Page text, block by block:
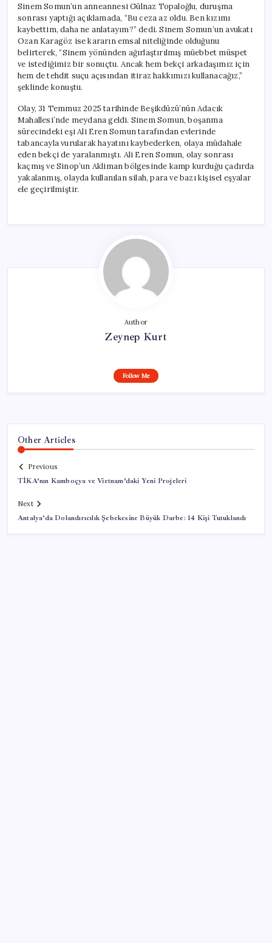
Sinem Somun’un anneannesi Gülnaz Topaloğlu, duruşma
sonrası yaptığı açıklamada, “Bu ceza az oldu. Ben kızımı
kaybettim, daha ne anlatayım?” dedi. Sinem Somun’un avukatı
Ozan Karagöz ise kararın emsal niteliğinde olduğunu
belirterek, “Sinem yönünden ağırlaştırılmış müebbet müspet
ve istediğimiz bir sonuçtu. Ancak hem bekçi arkadaşımız için
hem de tehdit suçu açısından itiraz hakkımızı kullanacağız,”
şeklinde konuştu.
Olay, 31 Temmuz 2025 tarihinde Beşikdüzü’nün Adacık
Mahallesi’nde meydana geldi. Sinem Somun, boşanma
sürecindeki eşi Ali Eren Somun tarafından evlerinde
tabancayla vurularak hayatını kaybederken, olaya müdahale
eden bekçi de yaralanmıştı. Ali Eren Somun, olay sonrası
kaçmış ve Sinop’un Akliman bölgesinde kamp kurduğu çadırda
yakalanmış, olayda kullanılan silah, para ve bazı kişisel eşyalar
ele geçirilmiştir.
Author
Zeynep Kurt
Follow Me
Other Articles
Previous
TİKA’nın Kamboçya ve Vietnam’daki Yeni Projeleri
Next
Antalya’da Dolandırıcılık Şebekesine Büyük Darbe: 14 Kişi Tutuklandı